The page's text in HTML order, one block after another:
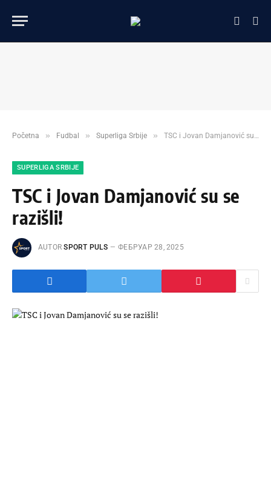
Početna » Fudbal » Superliga Srbije » TSC i Jovan Damjanović su se razišli!
SUPERLIGA SRBIJE
TSC i Jovan Damjanović su se
razišli!
AUTOR SPORT PULS ФЕБРУАР 28, 2025